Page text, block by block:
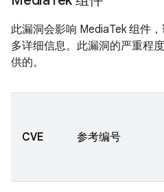
此漏洞会影响 MediaTek 组件
多详细信息。此漏洞的严重程
供的。
CVE 参考编号